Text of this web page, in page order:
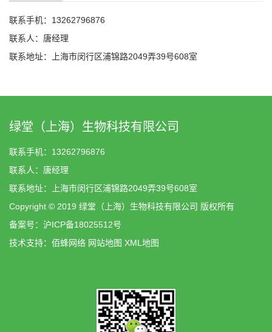
联系手机：13262796876
联系人：唐经理
联系地址：上海市闵行区浦锦路2049弄39号608室
绿堂（上海）生物科技有限公司
联系手机：13262796876
联系人：唐经理
联系地址：上海市闵行区浦锦路2049弄39号608室
Copyright © 2019 绿堂（上海）生物科技有限公司 版权所有
备案号： 沪ICP备18025512号
技术支持： 佰蜂网络 网站地图 XML地图